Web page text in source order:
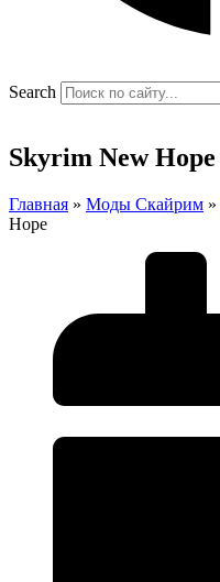
Search
Skyrim New Hope
Главная » Моды Скайрим »
Hope